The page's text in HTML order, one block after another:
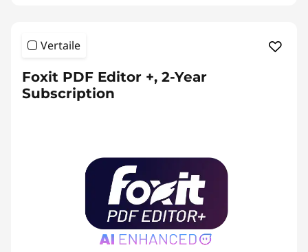
Vertaile
Foxit PDF Editor +, 2-Year
Subscription